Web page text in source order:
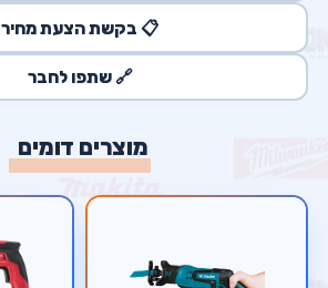
📋 בקשת הצעת מחיר
🔗 שתפו לחבר
מוצרים דומים